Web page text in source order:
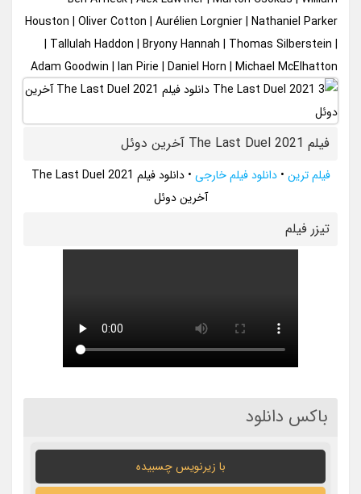
Houston | Oliver Cotton | Aurélien Lorgnier | Nathaniel Parker
| Tallulah Haddon | Bryony Hannah | Thomas Silberstein |
Adam Goodwin | Ian Pirie | Daniel Horn | Michael McElhatton
فیلم The Last Duel 2021 آخرین دوئل
فیلم ترین •دانلود فیلم خارجی •
دانلود فیلم The Last Duel 2021
آخرین دوئل
تيزر فيلم
باکس دانلود
با زیرنویس چسبیده